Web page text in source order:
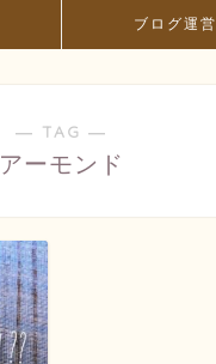
ブログ運営
― TAG ―
アーモンド